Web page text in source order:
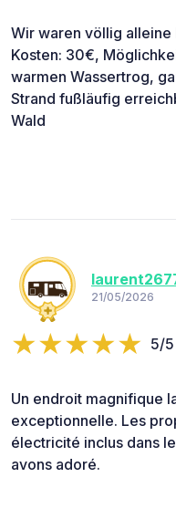
Wir waren völlig alleine
Kosten: 30€,
warmen Wassertrog,
Strand fußläufig
Wald
21/05/2026
5/5
Un endroit magnifique
exceptionnelle. Les
électricité inclus dans
avons adoré.